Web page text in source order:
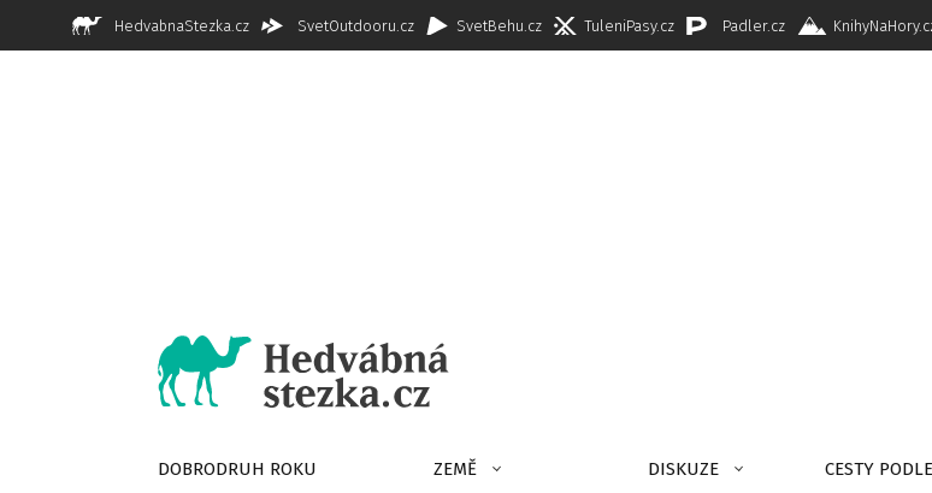
HedvabnaStezka.cz SvetOutdooru.cz SvetBehu.cz TuleniPasy.cz Padler.cz
DOBRODRUH ROKU ZEMĚ DISKUZE CESTY